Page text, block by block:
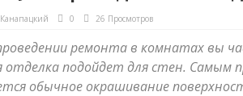
0 26 Просмотров
ремонта в комнатах вы
отделка подойдет для стен. Самым
обычное окрашивание